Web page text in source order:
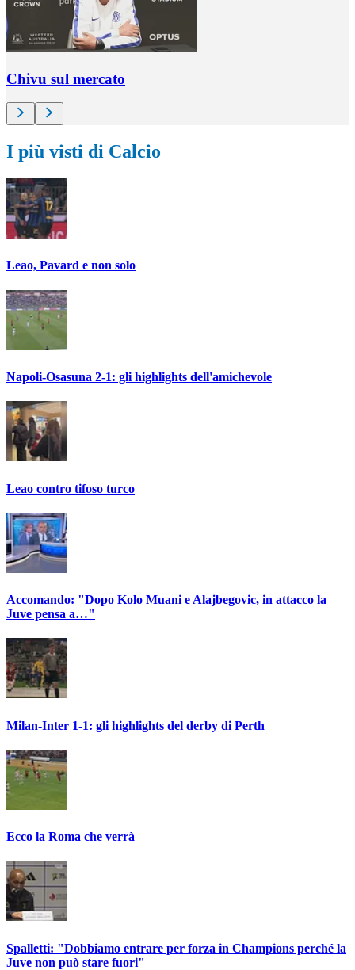
Chivu sul mercato
I più visti di Calcio
Leao, Pavard e non solo
Napoli-Osasuna 2-1: gli highlights dell'amichevole
Leao contro tifoso turco
Accomando: "Dopo Kolo Muani e Alajbegovic, in attacco la
Juve pensa a…"
Milan-Inter 1-1: gli highlights del derby di Perth
Ecco la Roma che verrà
Spalletti: "Dobbiamo entrare per forza in Champions perché la
Juve non può stare fuori"